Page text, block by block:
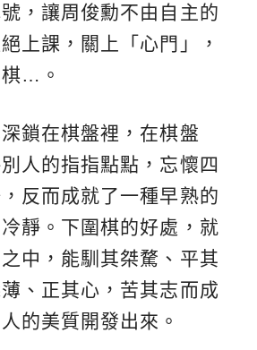
，讓周俊勳不由自主的
上課，關上「心門」，
…。
鎖在棋盤裡，在棋盤
別人的指指點點，忘懷四
反而成就了一種早熟的
靜。下圍棋的好處，就
中，能馴其桀騖、平其
、正其心，苦其志而成
的美質開發出來。